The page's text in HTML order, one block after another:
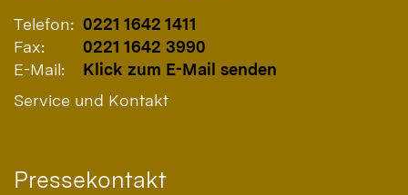
Telefon: 0221 1642 1411
Fax:
0221 1642 3990
E-Mail:
Klick zum E-Mail senden
Service und Kontakt
Pressekontakt